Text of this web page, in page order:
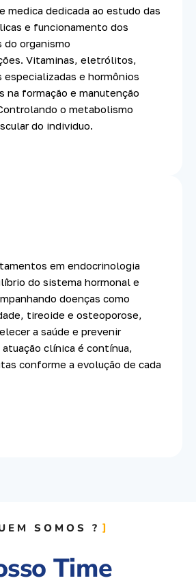
medica dedicada ao estudo das
e funcionamento dos
do organismo
Vitaminas, eletrólitos,
especializadas e hormônios
na formação e manutenção
o metabolismo
do individuo.
em endocrinologia
do sistema hormonal e
doenças como
tireoide e osteoporose,
a saúde e prevenir
clínica é contínua,
conforme a evolução de cada
SOMOS ?
Time